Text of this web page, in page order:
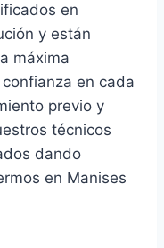
en
y están
máxima
en cada
previo y
técnicos
dando
en Manises